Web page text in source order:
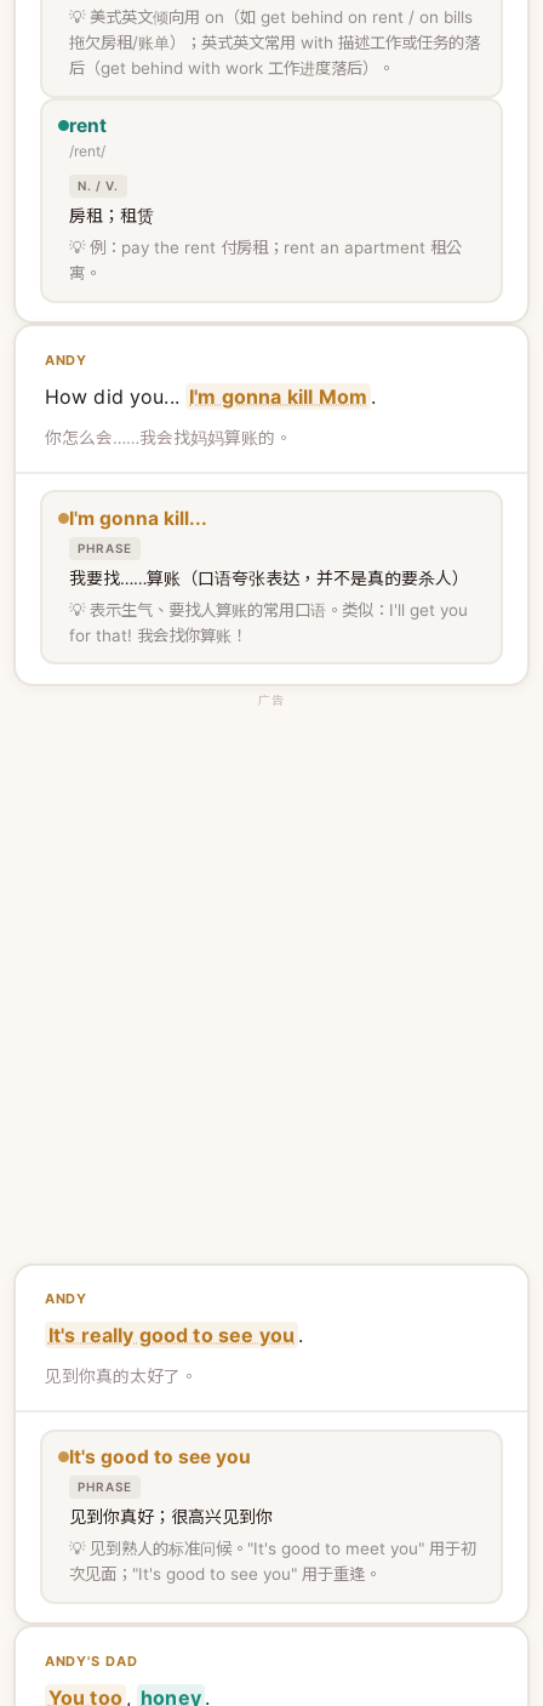
💡 美式英文倾向用 on（如 get behind on rent / on bills
拖欠房租/账单）；英式英文常用 with 描述工作或任务的落
后（get behind with work 工作进度落后）。
rent
/rent/
N. / V.
房租；租赁
💡 例：pay the rent 付房租；rent an apartment 租公
寓。
ANDY
How did you... I'm gonna kill Mom .
你怎么会……我会找妈妈算账的。
I'm gonna kill...
PHRASE
我要找……算账（口语夸张表达，并不是真的要杀人）
💡 表示生气、要找人算账的常用口语。类似：I'll get you
for that! 我会找你算账！
广告
ANDY
It's really good to see you .
见到你真的太好了。
It's good to see you
PHRASE
见到你真好；很高兴见到你
💡 见到熟人的标准问候。"It's good to meet you" 用于初
次见面；"It's good to see you" 用于重逢。
ANDY'S DAD
You too , honey .